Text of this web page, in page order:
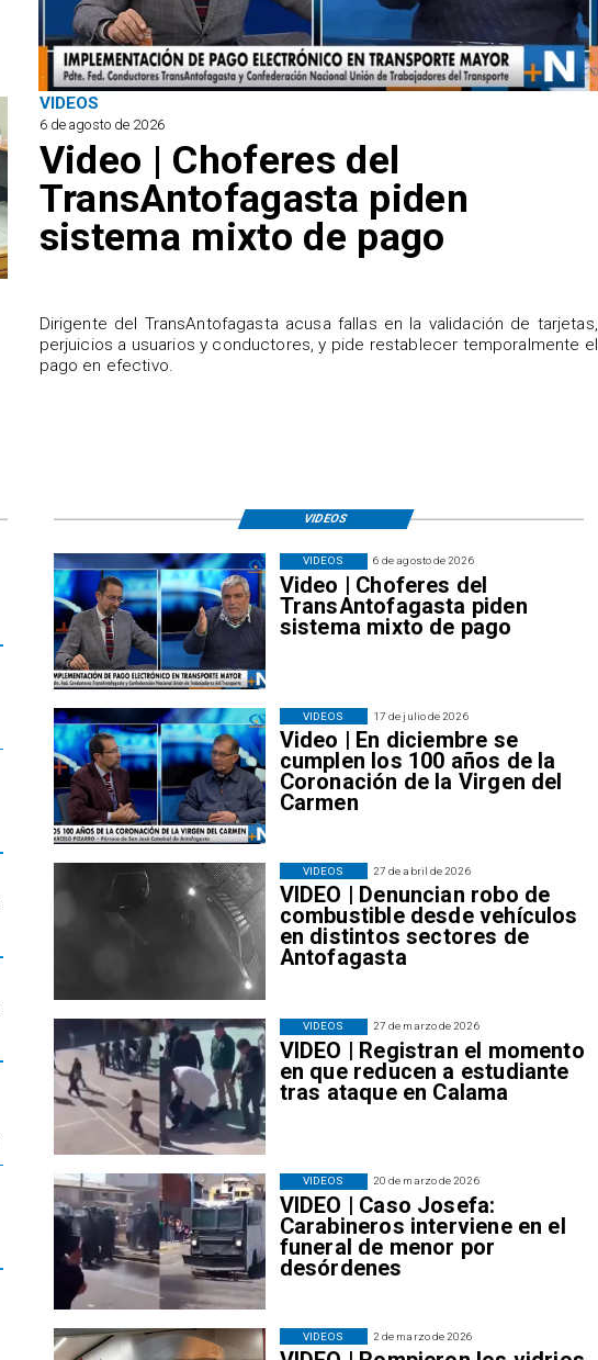
VIDEOS
6 de agosto de 2026
Video | Choferes del
TransAntofagasta piden
sistema mixto de pago
​Dirigente del TransAntofagasta acusa fallas en la validación de tarjetas,
perjuicios a usuarios y conductores, y pide restablecer temporalmente el
pago en efectivo.
6 de agosto de 2026
Video | Choferes del
TransAntofagasta piden
sistema mixto de pago
VIDEOS
17 de julio de 2026
Video | En diciembre se
cumplen los 100 años de la
Coronación de la Virgen del
Carmen
VIDEOS
27 de abril de 2026
VIDEO | Denuncian robo de
combustible desde vehículos
en distintos sectores de
Antofagasta
VIDEOS
27 de marzo de 2026
VIDEO | Registran el momento
en que reducen a estudiante
tras ataque en Calama
VIDEOS
20 de marzo de 2026
VIDEO | Caso Josefa:
Carabineros interviene en el
funeral de menor por
desórdenes
VIDEOS
2 de marzo de 2026
VIDEOS
VIDEOS